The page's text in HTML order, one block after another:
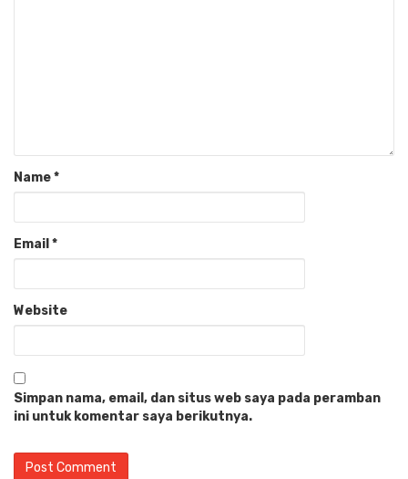
Name*
Email*
Website
Simpan nama, email, dan situs web saya pada peramban
ini untuk komentar saya berikutnya.